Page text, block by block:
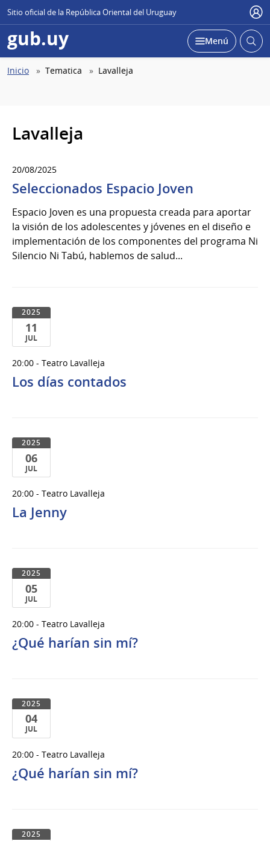
Sitio oficial de la República Oriental del Uruguay
gub.uy Abierta
Desplegar
Menú Abrir
Ruta
Inicio Tematica Lavalleja
Lavalleja
20/08/2025
Seleccionados Espacio Joven
Espacio Joven es una propuesta creada para aportar
la visión de los adolescentes y jóvenes en el diseño e
implementación de los componentes del programa Ni
Silencio Ni Tabú, hablemos de salud...
2025
11
JUL
de
Jul
20:00 - Teatro Lavalleja
Los días contados
2025
06
JUL
de
Jul
20:00 - Teatro Lavalleja
La Jenny
2025
05
JUL
de
Jul
20:00 - Teatro Lavalleja
¿Qué harían sin mí?
2025
04
JUL
de
Jul
20:00 - Teatro Lavalleja
¿Qué harían sin mí?
2025